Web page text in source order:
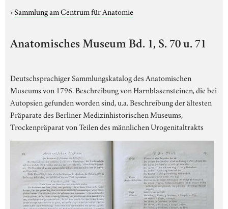
›Sammlung am Centrum für Anatomie
Anatomisches Museum Bd. 1, S. 70 u. 71
Deutschsprachiger Sammlungskatalog des Anatomischen
Museums von 1796. Beschreibung von Harnblasensteinen, die bei
Autopsien gefunden worden sind, u.a. Beschreibung der ältesten
Präparate des Berliner Medizinhistorischen Museums,
Trockenpräparat von Teilen des männlichen Urogenitaltrakts